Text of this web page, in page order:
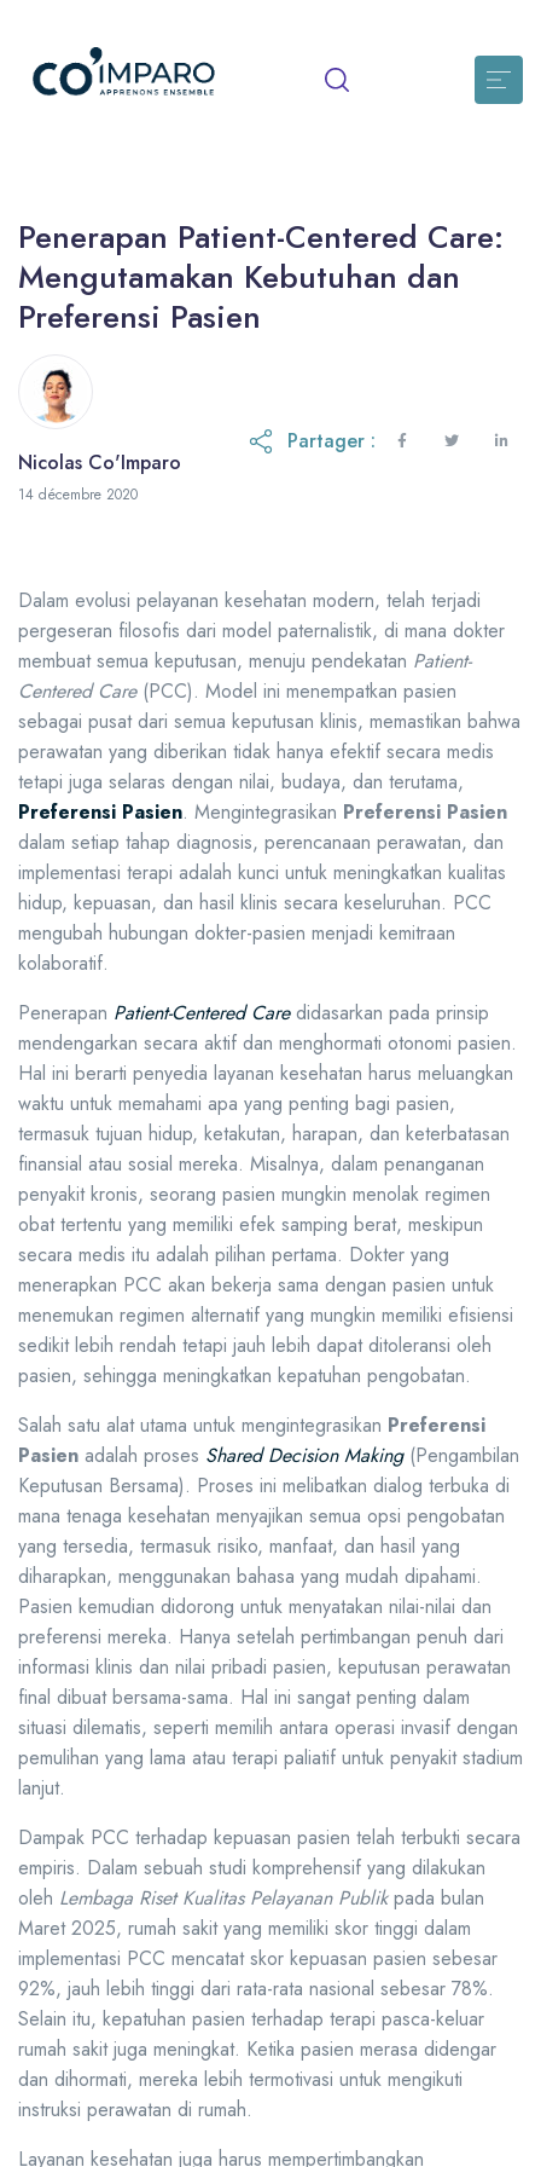
Penerapan Patient-Centered Care:
Mengutamakan Kebutuhan dan
Preferensi Pasien
Nicolas Co'Imparo
14 décembre 202030 mars 2026
Partager :
Dalam evolusi pelayanan kesehatan modern, telah terjadi
pergeseran filosofis dari model paternalistik, di mana dokter
membuat semua keputusan, menuju pendekatan Patient-
Centered Care(PCC). Model ini menempatkan pasien
sebagai pusat dari semua keputusan klinis, memastikan bahwa
perawatan yang diberikan tidak hanya efektif secara medis
tetapi juga selaras dengan nilai, budaya, dan terutama,
Preferensi Pasien. Mengintegrasikan Preferensi Pasien
dalam setiap tahap diagnosis, perencanaan perawatan, dan
implementasi terapi adalah kunci untuk meningkatkan kualitas
hidup, kepuasan, dan hasil klinis secara keseluruhan. PCC
mengubah hubungan dokter-pasien menjadi kemitraan
kolaboratif.
Penerapan Patient-Centered Caredidasarkan pada prinsip
mendengarkan secara aktif dan menghormati otonomi pasien.
Hal ini berarti penyedia layanan kesehatan harus meluangkan
waktu untuk memahami apa yang penting bagi pasien,
termasuk tujuan hidup, ketakutan, harapan, dan keterbatasan
finansial atau sosial mereka. Misalnya, dalam penanganan
penyakit kronis, seorang pasien mungkin menolak regimen
obat tertentu yang memiliki efek samping berat, meskipun
secara medis itu adalah pilihan pertama. Dokter yang
menerapkan PCC akan bekerja sama dengan pasien untuk
menemukan regimen alternatif yang mungkin memiliki efisiensi
sedikit lebih rendah tetapi jauh lebih dapat ditoleransi oleh
pasien, sehingga meningkatkan kepatuhan pengobatan.
Salah satu alat utama untuk mengintegrasikan Preferensi
Pasien adalah proses Shared Decision Making(Pengambilan
Keputusan Bersama). Proses ini melibatkan dialog terbuka di
mana tenaga kesehatan menyajikan semua opsi pengobatan
yang tersedia, termasuk risiko, manfaat, dan hasil yang
diharapkan, menggunakan bahasa yang mudah dipahami.
Pasien kemudian didorong untuk menyatakan nilai-nilai dan
preferensi mereka. Hanya setelah pertimbangan penuh dari
informasi klinis dan nilai pribadi pasien, keputusan perawatan
final dibuat bersama-sama. Hal ini sangat penting dalam
situasi dilematis, seperti memilih antara operasi invasif dengan
pemulihan yang lama atau terapi paliatif untuk penyakit stadium
lanjut.
Dampak PCC terhadap kepuasan pasien telah terbukti secara
empiris. Dalam sebuah studi komprehensif yang dilakukan
oleh Lembaga Riset Kualitas Pelayanan Publikpada bulan
Maret 2025, rumah sakit yang memiliki skor tinggi dalam
implementasi PCC mencatat skor kepuasan pasien sebesar
92%, jauh lebih tinggi dari rata-rata nasional sebesar 78%.
Selain itu, kepatuhan pasien terhadap terapi pasca-keluar
rumah sakit juga meningkat. Ketika pasien merasa didengar
dan dihormati, mereka lebih termotivasi untuk mengikuti
instruksi perawatan di rumah.
Layanan kesehatan juga harus mempertimbangkan